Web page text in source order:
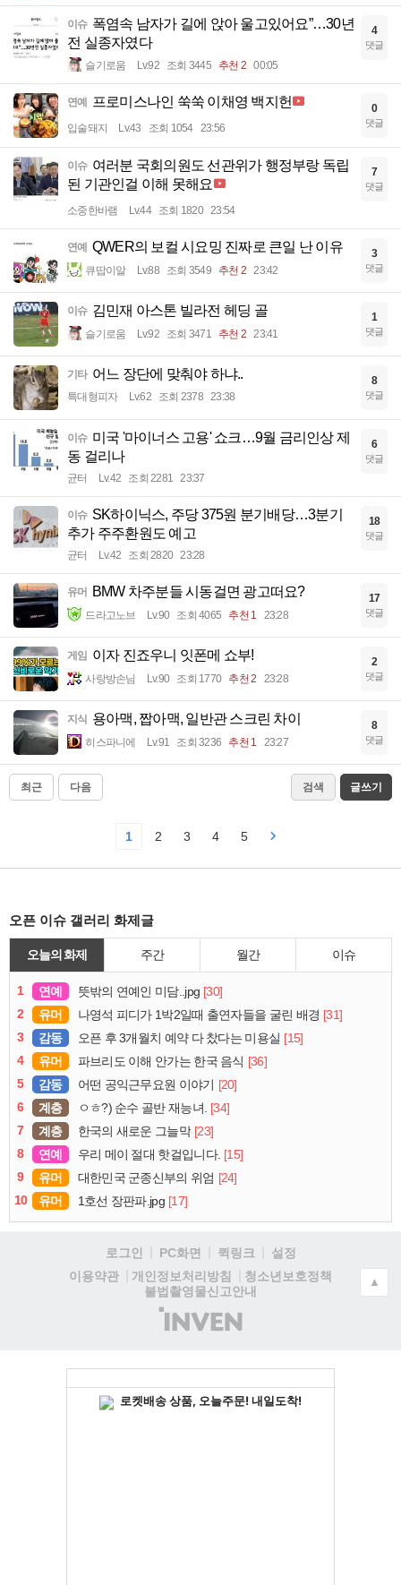
이슈 폭염속 남자가 길에 앉아 울고있어요”…30년
전 실종자였다
슬기로움 Lv.92 조회 3445 추천 2 00:05
4
댓글
연예 프로미스나인 쑥쑥 이채영 백지헌
입술돼지 Lv.43 조회 1054 23:56
0
댓글
이슈 여러분 국회의원도 선관위가 행정부랑 독립
된 기관인걸 이해 못해요
소중한바램 Lv.44 조회 1820 23:54
7
댓글
연예 QWER의 보컬 시요밍 진짜로 큰일 난 이유
큐땁이알 Lv.88 조회 3549 추천 2 23:42
3
댓글
이슈 김민재 아스톤 빌라전 헤딩 골
슬기로움 Lv.92 조회 3471 추천 2 23:41
1
댓글
기타 어느 장단에 맞춰야 하냐..
특대형피자 Lv.62 조회 2378 23:38
8
댓글
이슈 미국 '마이너스 고용' 쇼크…9월 금리인상 제
동 걸리나
균터 Lv.42 조회 2281 23:37
6
댓글
이슈 SK하이닉스, 주당 375원 분기배당…3분기
추가 주주환원도 예고
균터 Lv.42 조회 2820 23:28
18
댓글
유머 BMW 차주분들 시동걸면 광고떠요?
드라고노브 Lv.90 조회 4065 추천 1 23:28
17
댓글
게임 이자 진죠우니 잇폰메 쇼부!
사랑방손님 Lv.90 조회 1770 추천 2 23:28
2
댓글
지식 용아맥, 짭아맥, 일반관 스크린 차이
히스파니에 Lv.91 조회 3236 추천 1 23:27
8
댓글
최근 다음 검색 글쓰기
1 2 3 4 5
오픈 이슈 갤러리 화제글
오늘의 화제 주간 월간 이슈
1 연예 뜻밖의 연예인 미담..jpg [30]
2
유머 나영석 피디가 1박2일때 출연자들을 굴린 배경 [31]
3
감동 오픈 후 3개월치 예약 다 찼다는 미용실 [15]
4
유머 파브리도 이해 안가는 한국 음식 [36]
5
감동 어떤 공익근무요원 이야기 [20]
6
계층 ㅇㅎ?) 순수 골반 재능녀. [34]
7
계층 한국의 새로운 그늘막 [23]
8
연예 우리 메이 절대 핫걸입니다. [15]
9
유머 대한민국 군종신부의 위엄 [24]
10
유머 1호선 장판파.jpg [17]
로그인 PC화면 퀵링크
설정
이용약관
개인정보처리방침
청소년보호정책
불법촬영물신고안내
(주)
인
▲